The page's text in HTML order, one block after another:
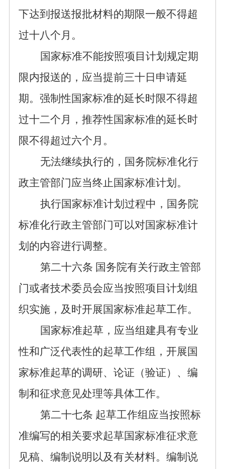
下达到报送报批材料的期限一般不得超
过十八个月 。
国家标准不能按照项目计划规定期
限内报送的，应当提前三十日 申请延
期。 强制性国家标准的延长时限不得超
过十二个月， 推荐性国家标准的延长时
限不得超过六个月。
无法继续执行的， 国务院标准化行
政主管部门应当终止国家标准计划。
执行国家标准计划过程中，国务院
标准化行政主管部门可以对国家标准计
划的内容进行调整。
第二十六条 国务院有关行政主管部
门或者技术委员会应当按照项目计划 组
织实施， 及时开展国家标准起草工作。
国家标准起草，应当组建具有专业
性和广泛代表性的起草工作组，开展国
家标准起草的调研、论证（验证）、编
制和征求意见处理等具体工作。
第二十七条 起草工作组应当按照标
准编写的相关要求起草国家标准征求意
见稿、 编制说明 以及有关材料。编制说